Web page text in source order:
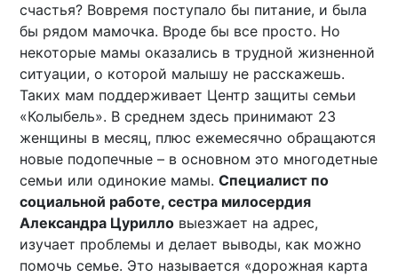
счастья? Вовремя поступало бы питание, и была
бы рядом мамочка. Вроде бы все просто. Но
некоторые мамы оказались в трудной жизненной
ситуации, о которой малышу не расскажешь.
Таких мам поддерживает Центр защиты семьи
«Колыбель». В среднем здесь принимают 23
женщины в месяц, плюс ежемесячно обращаются
новые подопечные – в основном это многодетные
семьи или одинокие мамы.Специалист по
социальной работе, сестра милосердия
Александра Цурилло выезжает на адрес,
изучает проблемы и делает выводы, как можно
помочь семье. Это называется «дорожная карта